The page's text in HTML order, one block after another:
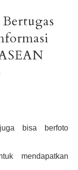
bisa berfoto
mendapatkan